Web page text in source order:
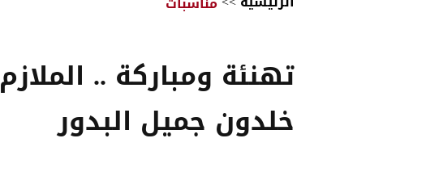
تهنئة ومباركة .. الملازم
خلدون جميل البدور